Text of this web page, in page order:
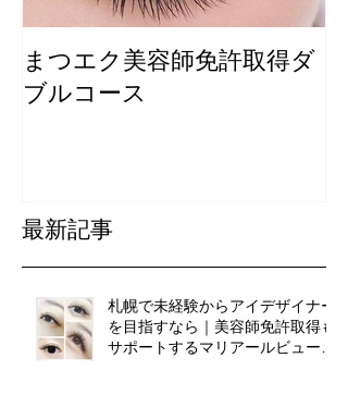
まつエク美容師免許取得ダ
ブルコース
最新記事
札幌で未経験からアイデザイナー
を目指すなら｜美容師免許取得も
サポートするマリアールビューテ